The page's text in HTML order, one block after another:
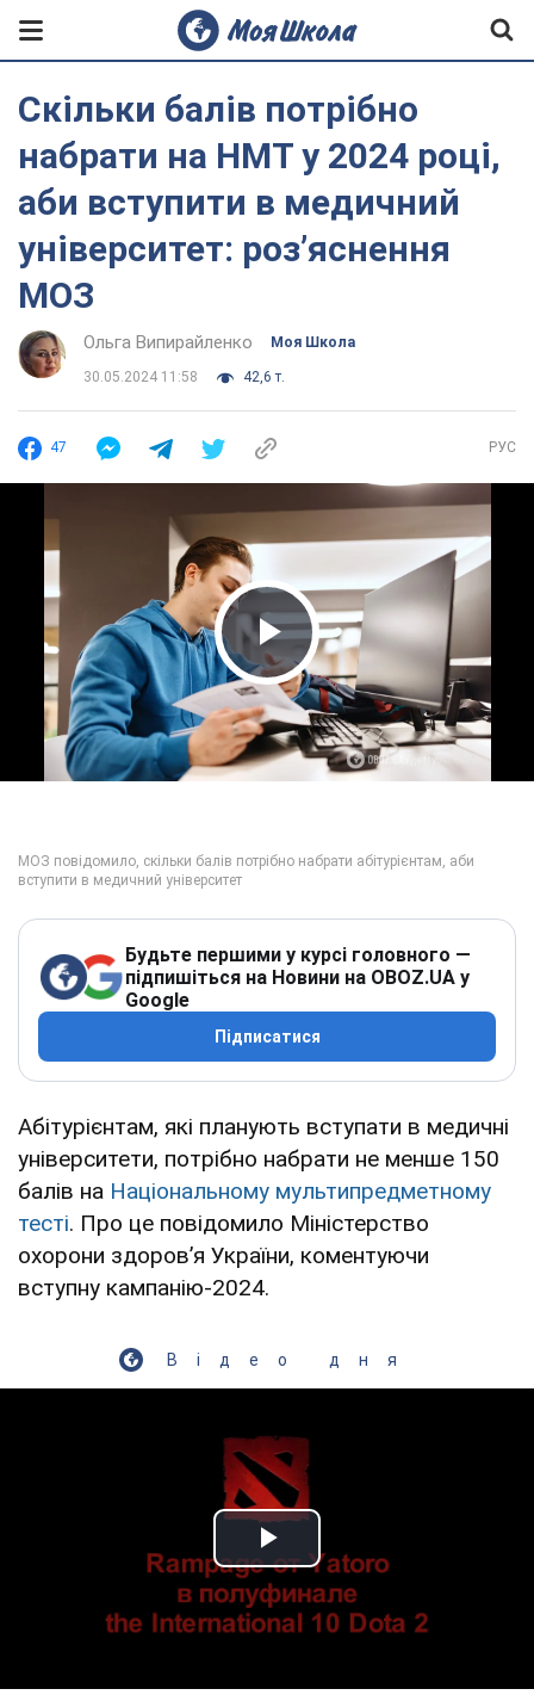
Скільки балів потрібно
набрати на НМТ у 2024 році,
аби вступити в медичний
університет: розʼяснення
МОЗ
Ольга Випирайленко Моя Школа
30.05.2024 11:58 42,6 т.
47 РУС
Play Video
Будьте першими у курсі головного —
підпишіться на Новини на OBOZ.UA у
Google
Підписатися
Абітурієнтам, які планують вступати в медичні
університети, потрібно набрати не менше 150
балів на Національному мультипредметному
тесті. Про це повідомило Міністерство
охорони здоровʼя України, коментуючи
вступну кампанію-2024.
Відео дня
Play Video